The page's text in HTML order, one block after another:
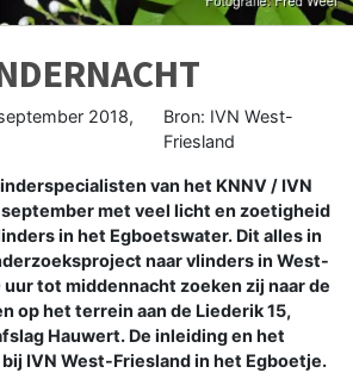
2018,
Bron: IVN West-
Friesland
van het KNNV / IVN
met veel licht en zoetigheid
in het Egboetswater. Dit alles in
naar vlinders in West-
tot middennacht zoeken zij naar de
op het terrein aan de Liederik 15,
Hauwert. De inleiding en het
IVN West-Friesland in het Egboetje.